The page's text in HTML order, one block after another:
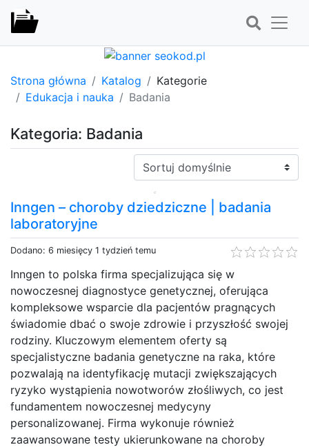
Strona główna Katalog
Kategorie
Edukacja i nauka
Badania
Kategoria: Badania
Sortuj:
Inngen – choroby dziedziczne​ | badania
laboratoryjne
Dodano: 6 miesięcy 1 tydzień temu
Inngen to polska firma specjalizująca się w
nowoczesnej diagnostyce genetycznej, oferująca
kompleksowe wsparcie dla pacjentów pragnących
świadomie dbać o swoje zdrowie i przyszłość swojej
rodziny. Kluczowym elementem oferty są
specjalistyczne badania genetyczne na raka, które
pozwalają na identyfikację mutacji zwiększających
ryzyko wystąpienia nowotworów złośliwych, co jest
fundamentem nowoczesnej medycyny
personalizowanej. Firma wykonuje również
zaawansowane testy ukierunkowane na choroby